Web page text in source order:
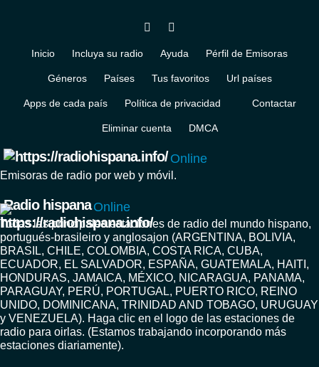
Inicio Incluya su radio Ayuda Pérfil de Emisoras
Géneros Países Tus favoritos Url países
Apps de cada país Política de privacidad Contactar
Eliminar cuenta DMCA
Online
Emisoras de radio por web y móvil.
Radio hispana Online
Todas las principales estaciones de radio del mundo hispano,
portugués-brasileiro y anglosajon (ARGENTINA, BOLIVIA,
BRASIL, CHILE, COLOMBIA, COSTA RICA, CUBA,
ECUADOR, EL SALVADOR, ESPAÑA, GUATEMALA, HAITI,
HONDURAS, JAMAICA, MÉXICO, NICARAGUA, PANAMA,
PARAGUAY, PERÚ, PORTUGAL, PUERTO RICO, REINO
UNIDO, DOMINICANA, TRINIDAD AND TOBAGO, URUGUAY
y VENEZUELA). Haga clic en el logo de las estaciones de
radio para oirlas. (Estamos trabajando incorporando más
estaciones diariamente).